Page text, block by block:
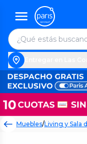
Muebles/Living y Sala